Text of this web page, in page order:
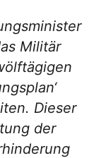
Militär
Dieser
der